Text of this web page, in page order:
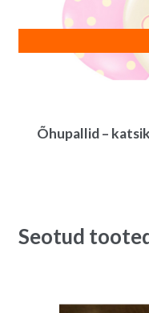
Õhupallid –
Seotud